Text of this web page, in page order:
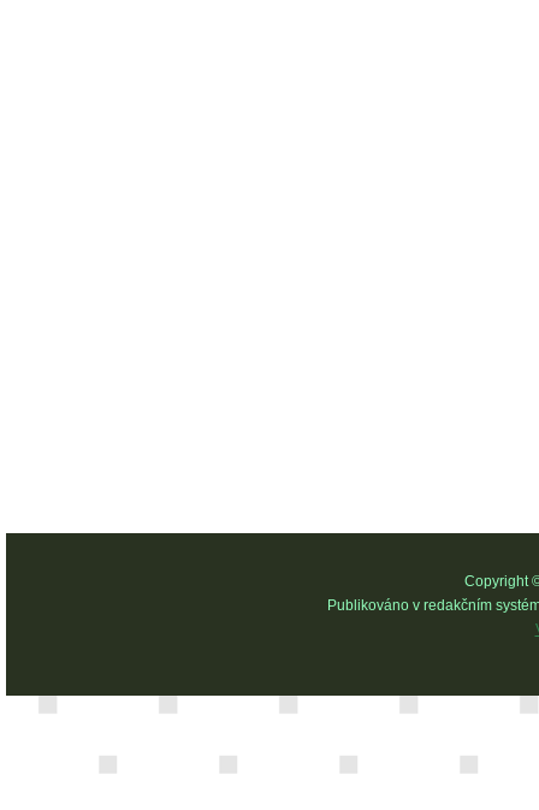
Copyright
Publikováno v redakčním